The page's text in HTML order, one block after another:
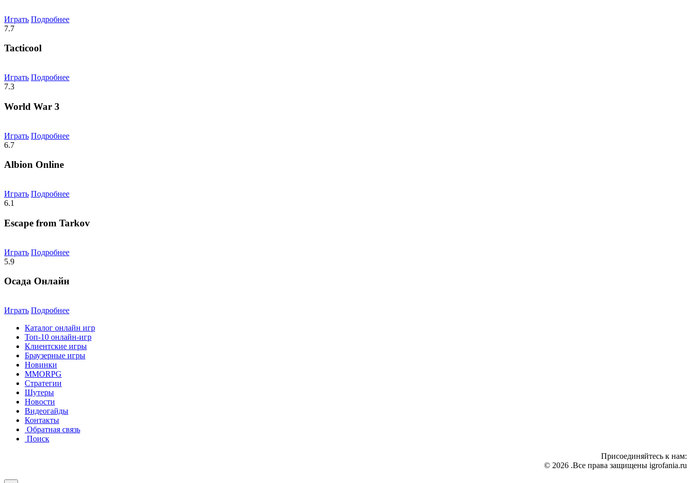
Играть Подробнее
7.7
Tacticool
Играть Подробнее
7.3
World War 3
Играть Подробнее
6.7
Albion Online
Играть Подробнее
6.1
Escape from Tarkov
Играть Подробнее
5.9
Осада Онлайн
Играть Подробнее
Каталог онлайн игр
Топ-10 онлайн-игр
Клиентские игры
Браузерные игры
Новинки
MMORPG
Стратегии
Шутеры
Новости
Видеогайды
Контакты
Обратная связь
Поиск
Присоединяйтесь к нам:
© 2026 .Все права защищены igrofania.ru